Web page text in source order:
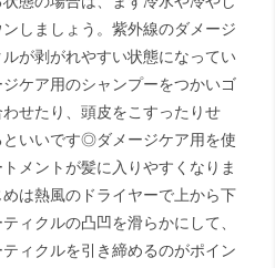
しましょう。紫外線のダメージ
が剥がれやすい状態になってい
ケア用のシャンプーをつかいゴ
せたり、頭皮をこすったりせ
いいです◎ダメージケア用を使
メントが髪に入りやすくなりま
は熱風のドライヤーで上から下
ィクルの凸凹を滑らかにして、
ィクルを引き締めるのがポイン